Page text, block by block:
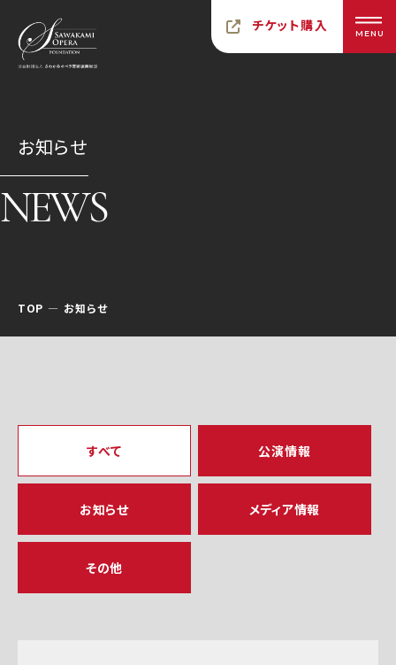
チケット購入 MENU
お知らせ
NEWS
TOP お知らせ
すべて 公演情報
お知らせ メディア情報
その他